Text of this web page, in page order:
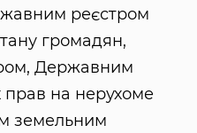
реєстром
громадян,
Державним
на нерухоме
земельним